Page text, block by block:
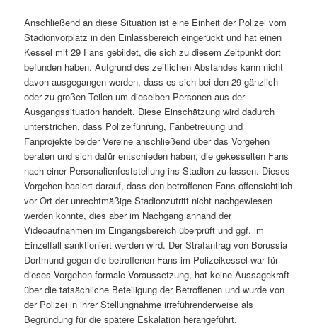
Anschließend an diese Situation ist eine Einheit der Polizei vom
Stadionvorplatz in den Einlassbereich eingerückt und hat einen
Kessel mit 29 Fans gebildet, die sich zu diesem Zeitpunkt dort
befunden haben. Aufgrund des zeitlichen Abstandes kann nicht
davon ausgegangen werden, dass es sich bei den 29 gänzlich
oder zu großen Teilen um dieselben Personen aus der
Ausgangssituation handelt. Diese Einschätzung wird dadurch
unterstrichen, dass Polizeiführung, Fanbetreuung und
Fanprojekte beider Vereine anschließend über das Vorgehen
beraten und sich dafür entschieden haben, die gekesselten Fans
nach einer Personalienfeststellung ins Stadion zu lassen. Dieses
Vorgehen basiert darauf, dass den betroffenen Fans offensichtlich
vor Ort der unrechtmäßige Stadionzutritt nicht nachgewiesen
werden konnte, dies aber im Nachgang anhand der
Videoaufnahmen im Eingangsbereich überprüft und ggf. im
Einzelfall sanktioniert werden wird. Der Strafantrag von Borussia
Dortmund gegen die betroffenen Fans im Polizeikessel war für
dieses Vorgehen formale Voraussetzung, hat keine Aussagekraft
über die tatsächliche Beteiligung der Betroffenen und wurde von
der Polizei in ihrer Stellungnahme irreführenderweise als
Begründung für die spätere Eskalation herangeführt.